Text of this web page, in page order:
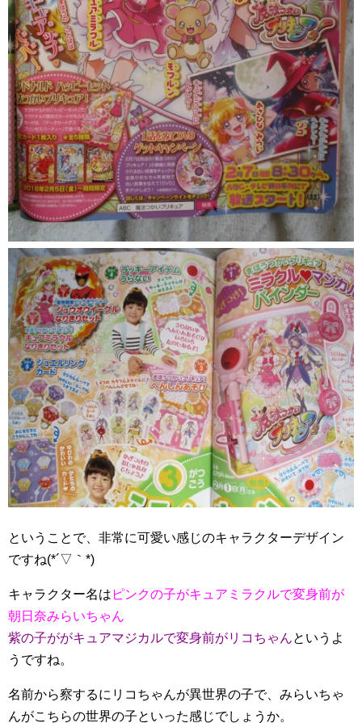
ということで、非常に可愛い感じのキャラクターデザイン
ですね(*´▽｀*)
キャラクター名は ピンクの子がキュアミラクルで変身前が
朝日奈みらいちゃん
紫の子ががキュアマジカルで変身前がリコちゃんというよ
うですね。
名前から察するにリコちゃんが異世界の子で、みらいちゃ
んがこちらの世界の子といった感じでしょうか。